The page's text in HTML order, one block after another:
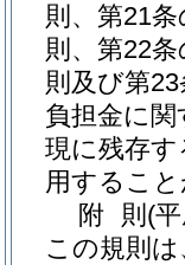
則、第21
則、第22
則及び第
負担金に
現に残存
用するこ
附 則 (
この規則